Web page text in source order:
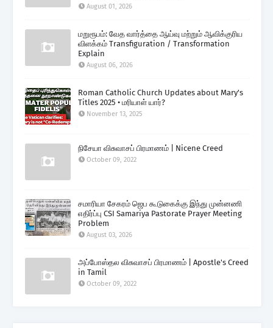
August 01, 2026
மறுரூபம்: வேத வார்த்தை ஆய்வு மற்றும் ஆவிக்குரிய
விளக்கம் Transfiguration / Transformation
Explain
August 06, 2026
Roman Catholic Church Updates about Mary's
Titles 2025 • மரியாள் யார்?
November 13, 2025
நிசேயா விசுவாசப் பிரமாணம் | Nicene Creed
October 09, 2022
சமாரியா சேகரம் ஜெப கூடுகைக்கு இந்து முன்னணி
எதிர்ப்பு CSI Samariya Pastorate Prayer Meeting
Problem
August 03, 2026
அப்போஸ்தல விசுவாசப் பிரமாணம் | Apostle's Creed
in Tamil
October 09, 2022